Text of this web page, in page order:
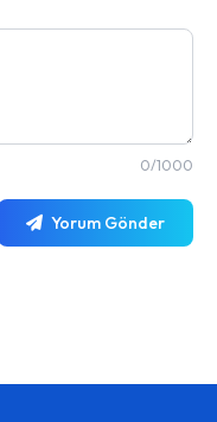
0/1000
Yorum Gönder